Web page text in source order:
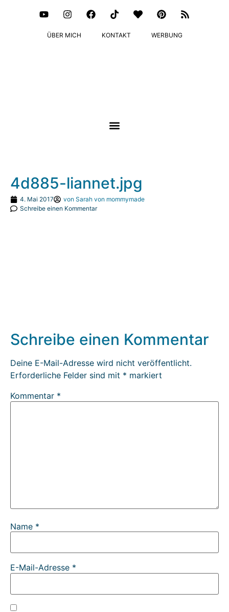
ÜBER MICH KONTAKT WERBUNG
4d885-liannet.jpg
4. Mai 2017 von Sarah von mommymade
Schreibe einen Kommentar
Schreibe einen Kommentar
Deine E-Mail-Adresse wird nicht veröffentlicht.
Erforderliche Felder sind mit * markiert
Kommentar *
Name *
E-Mail-Adresse *